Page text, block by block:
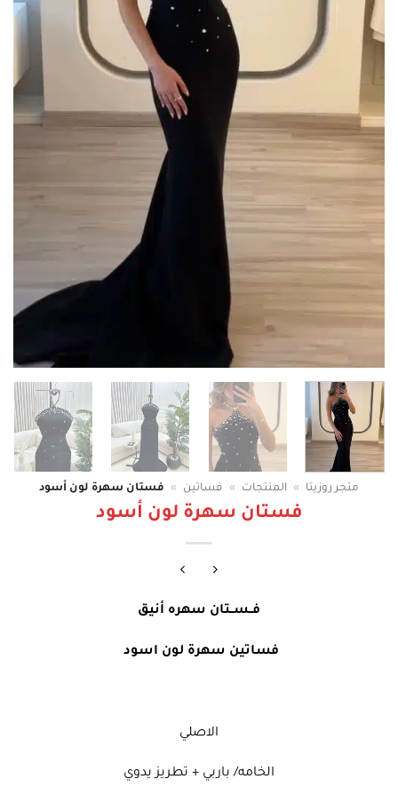
متجر روزيتا » المنتجات » فساتين » فستان سهرة لون أسود
فستان سهرة لون أسود
فــســتان سهره أنيق
فساتين سهرة لون اسود
الاصلي
الخامه/ باربي + تطريز يدوي